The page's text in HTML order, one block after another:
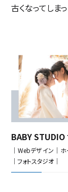
古くなってしま
BABY STUDIO
｜Webデザイン｜
｜フォトスタジオ｜